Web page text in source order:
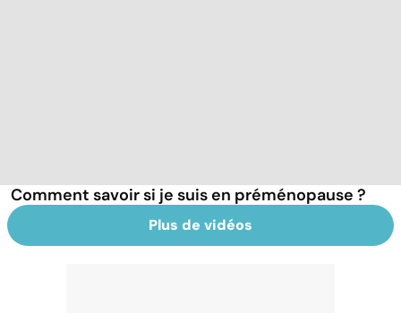
Comment savoir si je suis en préménopause ?
Plus de vidéos